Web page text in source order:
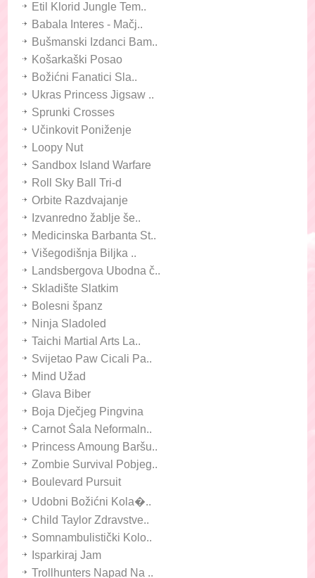
Etil Klorid Jungle Tem..
Babala Interes - Mačj..
Bušmanski Izdanci Bam..
Košarkaški Posao
Božićni Fanatici Sla..
Ukras Princess Jigsaw ..
Sprunki Crosses
Učinkovit Poniženje
Loopy Nut
Sandbox Island Warfare
Roll Sky Ball Tri-d
Orbite Razdvajanje
Izvanredno žablje še..
Medicinska Barbanta St..
Višegodišnja Biljka ..
Landsbergova Ubodna č..
Skladište Slatkim
Bolesni španz
Ninja Sladoled
Taichi Martial Arts La..
Svijetao Paw Cicali Pa..
Mind Užad
Glava Biber
Boja Dječjeg Pingvina
Carnot Šala Neformaln..
Princess Amoung Baršu..
Zombie Survival Pobjeg..
Boulevard Pursuit
Udobni Božićni Kola�..
Child Taylor Zdravstve..
Somnambulistički Kolo..
Isparkiraj Jam
Trollhunters Napad Na ..